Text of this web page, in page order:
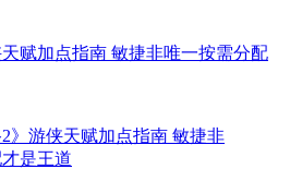
天赋加点指南 敏捷非唯一按需分配